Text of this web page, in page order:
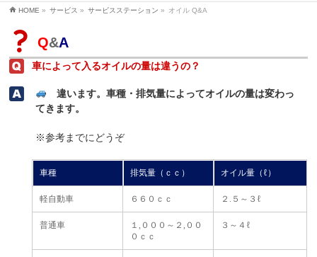
HOME » サービス » サービスステーション » オイル Q&A
Q&A
車によって入るオイルの量は違うの？
違います。車種・排気量によってオイルの量は変わっ
てきます。
※参考までにどうぞ
車種 排気量（ｃｃ） オイル量（ℓ）
軽自動車 ６６０ｃｃ ２.５～３ℓ
普通車
１,０００～２,００
０ｃｃ
３～４ℓ